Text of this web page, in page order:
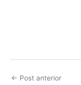
← Post anterior